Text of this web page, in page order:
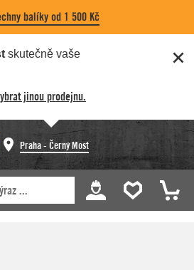
balíky od 1 500 Kč
skutečně vaše
jinou prodejnu.
Praha - Černý Most